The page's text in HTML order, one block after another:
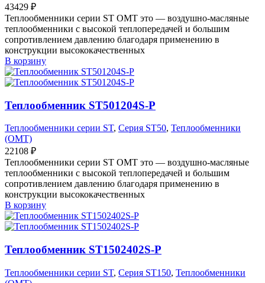
43429 ₽
Теплообменники серии ST OMT это — воздушно-масляные
теплообменники с высокой теплопередачей и большим
сопротивлением давлению благодаря применению в
конструкции высококачественных
В корзину
Теплообменник ST501204S-P
Теплообменники серии ST, Серия ST50, Теплообменники
(OMT)
22108 ₽
Теплообменники серии ST OMT это — воздушно-масляные
теплообменники с высокой теплопередачей и большим
сопротивлением давлению благодаря применению в
конструкции высококачественных
В корзину
Теплообменник ST1502402S-P
Теплообменники серии ST, Серия ST150, Теплообменники